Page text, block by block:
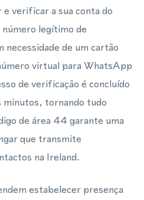
verificar a sua conta do
legítimo de
necessidade de um cartão
virtual para WhatsApp
de verificação é concluído
tornando tudo
de área 44 garante uma
que transmite
na Ireland.
estabelecer presença